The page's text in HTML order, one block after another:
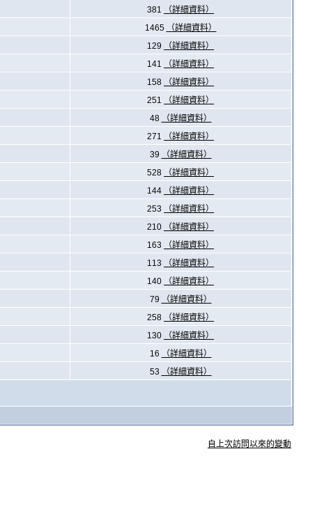
381
（詳細資料）
1465
（詳細資料）
129
（詳細資料）
141
（詳細資料）
158
（詳細資料）
251
（詳細資料）
48
（詳細資料）
271
（詳細資料）
39
（詳細資料）
528
（詳細資料）
144
（詳細資料）
253
（詳細資料）
210
（詳細資料）
163
（詳細資料）
113
（詳細資料）
140
（詳細資料）
79
（詳細資料）
258
（詳細資料）
130
（詳細資料）
16
（詳細資料）
53 （詳細資料）
自上次訪問以來的變動